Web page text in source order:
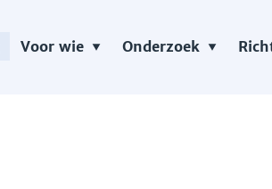
Voor wie Onderzoek